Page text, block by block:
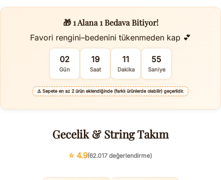
🎁 1 Alana 1 Bedava Bitiyor!
Favori rengini–bedenini tükenmeden kap 💕
02
Gün
19
Saat
11
Dakika
54
Saniye
⚠️ Sepete en az 2 ürün eklendiğinde (farklı ürünlerde olabilir) geçerlidir.
Gecelik & String Takım
⭐ 4.9(62.017 değerlendirme)